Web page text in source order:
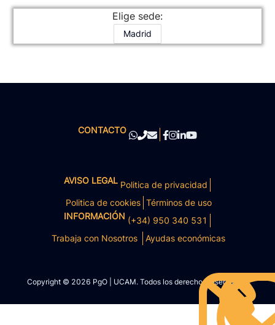
Elige sede:
Madrid
CONTACTO
AVISO LEGAL Politica de privacidad
Politica de cookies Términos de uso
INFORMACIÓN (+34) 950 340 531
Trabaja con Nosotros
Ayudas económicas
Copyright © 2026 PgO | UCAM. Todos los derechos reservados.